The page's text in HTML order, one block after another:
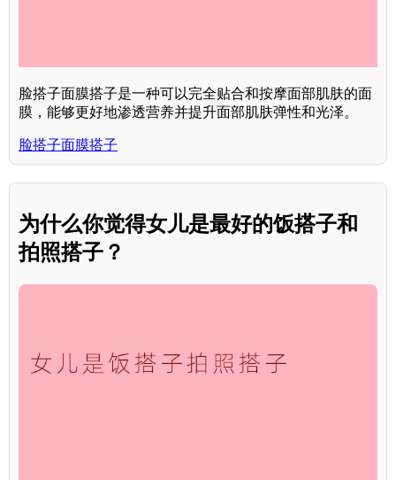
脸搭子面膜搭子是一种可以完全贴合和按摩面部肌肤的面
膜，能够更好地渗透营养并提升面部肌肤弹性和光泽。
脸搭子面膜搭子
为什么你觉得女儿是最好的饭搭子和
拍照搭子？